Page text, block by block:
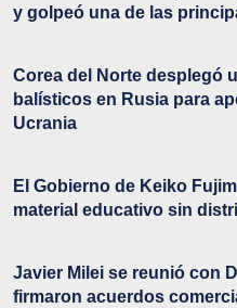
y golpeó una de las
Corea del Norte desplegó
balísticos en Rusia para
Ucrania
El Gobierno de Keiko
material educativo sin
Javier Milei se reunió con
firmaron acuerdos